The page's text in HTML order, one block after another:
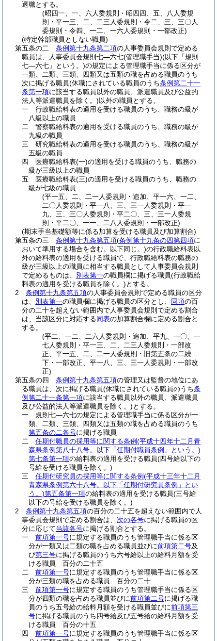
退職とする。
(昭四一、一、六人委規則・昭四四、五、八人委規
則・平一三、二、二三人委規則・令二、三、三〇人
委規則・令四、一二、一六人委規則・一部改正)
(特定幹部職員としない職員)
第五条の二
条例第十九条第二項の人事委員会規則で定める
職員は、人事委員会規則七―六七(管理職手当)(以下「規則
七―六七」という。)の規定による管理職手当に係る区分が
一類、二類、三類、四類又は五類の職を占める職員のうち
次に掲げる職員(休職にされている職員のうち条例第二十一
条第一項に該当する職員以外の職員、派遣職員及び公益的
法人等派遣職員を除く。)以外の職員とする。
一
行政職給料表の適用を受ける職員のうち、職務の級が
八級以上の職員
二
警察職給料表の適用を受ける職員のうち、職務の級が
九級の職員
三
研究職給料表の適用を受ける職員のうち、職務の級が
五級の職員
四
医療職給料表(一)の適用を受ける職員のうち、職務の
級が三級以上の職員
五
医療職給料表(三)の適用を受ける職員のうち、職務の
級が七級の職員
(平一五、二、二一人委規則・追加、平一六、一二、
二〇人委規則・平一八、三、三一人委規則・平一
九、三、三〇人委規則・平二〇、三、三一人委規
則・平二〇、一一、二八人委規則・一部改正)
(期末手当基礎額等に係る加算を受ける職員及び加算割合)
第五条の三
条例第十九条第五項(条例第十九条の四第四項に
おいて準用する場合を含む。以下同じ。)の行政職給料表以
外の給料表の適用を受ける職員で、行政職給料表の職務の
級が三級以上の職員に相当する職員として人事委員会規則
で定めるものは、 別表第一の職員欄に掲げる職員(行政職給
料表の適用を受ける職員を除く。)とする。
2
条例第十九条第五項の人事委員会規則で定める職員の区分
は、 別表第一の職員欄に掲げる職員の区分とし、 同項の百
分の二十を超えない範囲内で人事委員会規則で定める割合
は、当該区分に対応する同表の加算割合欄に定める割合と
する。
(平二、一二、二六人委規則・追加、平九、一〇、一
七人委規則・平一三、二、二三人委規則・一部改
正、平一五、二、二一人委規則・旧第五条の二繰
下・一部改正、平一八、三、三一人委規則・一部改
正)
第五条の四
条例第十九条第五項の管理又は監督の地位にあ
る職員は、次に掲げる職員(休職にされている職員のうち条
例第二十一条第一項に該当する職員以外の職員、派遣職員
及び公益的法人等派遣職員を除く。)とする。
一
規則七―六七の規定による管理職手当に係る区分が一
類、二類、三類、四類又は五類の職を占める職員のうち
第五条の二各号に掲げる職員
二
任期付職員の採用等に関する条例(平成十四年十二月青
森県条例第八十八号。以下「任期付職員条例」という。)
第七条第一項の給料表の適用を受ける職員(四号給以下の
号給を受ける職員を除く。)
三
任期付研究員の採用等に関する条例(平成十三年十二月
青森県条例第六十八号。以下「任期付研究員条例」とい
う。)第五条第一項の給料表の適用を受ける職員(三号給
以下の号給を受ける職員を除く。)
2
条例第十九条第五項の百分の二十五を超えない範囲内で人
事委員会規則で定める割合は、 次の各号に掲げる職員の区
分に応じて当該各号に掲げる割合とする。
一
前項第一号に規定する職員のうち管理職手当に係る区
分が一類又は二類の職を占める職員並びに前項第二号及
び第三号に掲げる職員のうち六号給以上の給料月額を受
ける職員 百分の二十五
二
前項第一号に規定する職員のうち管理職手当に係る区
分が三類の職を占める職員 百分の二十
三
前項第一号に規定する職員のうち管理職手当に係る区
分が四類の職を占める職員並びに前項第二号に掲げる職
員のうち五号給の給料月額を受ける職員並びに前項第三
号に掲げる職員のうち四号給及び五号給の給料月額を受
ける職員 百分の十五
四
前項第一号に規定する職員のうち管理職手当に係る区